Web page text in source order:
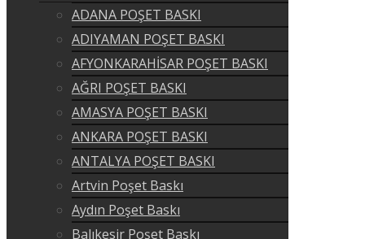
ADANA POŞET BASKI
ADIYAMAN POŞET BASKI
AFYONKARAHİSAR POŞET BASKI
AĞRI POŞET BASKI
AMASYA POŞET BASKI
ANKARA POŞET BASKI
ANTALYA POŞET BASKI
Artvin Poşet Baskı
Aydın Poşet Baskı
Balıkesir Poşet Baskı